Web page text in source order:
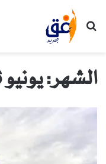
بحث عن
الشهر:يونيو 2026